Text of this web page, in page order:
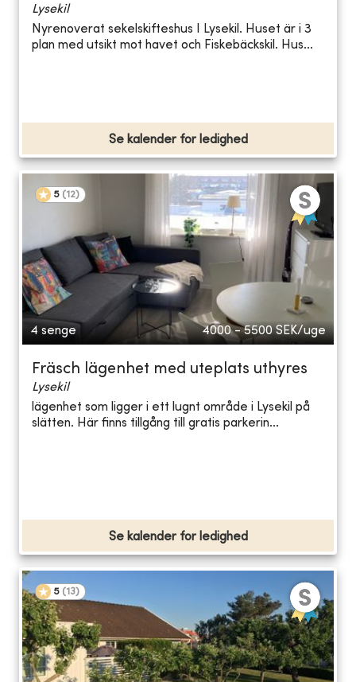
Lysekil
Nyrenoverat sekelskifteshus I Lysekil. Huset är i 3
plan med utsikt mot havet och Fiskebäckskil. Hus...
Se kalender for ledighed
5 (12)
4 senge 4000 - 5500 SEK/uge
Fräsch lägenhet med uteplats uthyres
Lysekil
lägenhet som ligger i ett lugnt område i Lysekil på
slätten. Här finns tillgång till gratis parkerin...
Se kalender for ledighed
5 (13)